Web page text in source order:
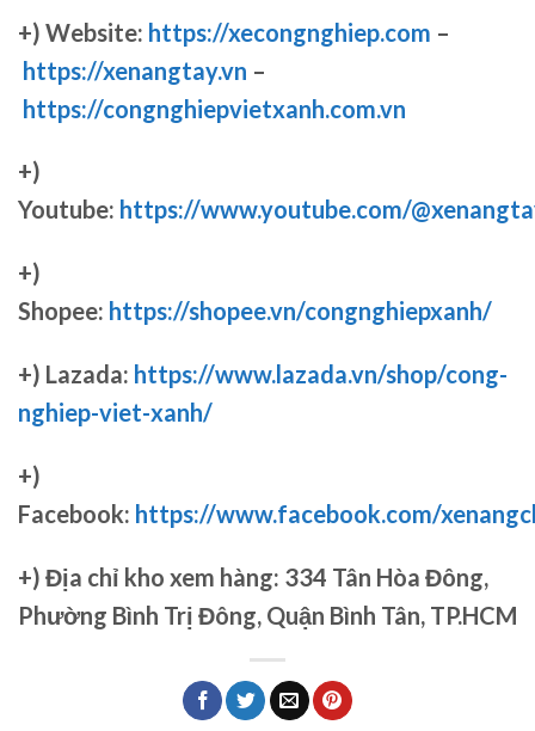
+) Website: https://xecongnghiep.com –
https://xenangtay.vn –
https://congnghiepvietxanh.com.vn
+)
Youtube: https://www.youtube.com/
+)
Shopee: https://shopee.vn/congnghiepxanh/
+) Lazada: https://www.lazada.vn/shop/cong-
nghiep-viet-xanh/
+)
Facebook: https://www.facebook.com/
+) Địa chỉ kho xem hàng: 334 Tân Hòa Đông,
Phường Bình Trị Đông, Quận Bình Tân, TP.HCM